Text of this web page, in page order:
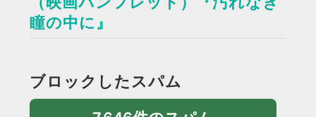
瞳の中に』
ブロックしたスパム